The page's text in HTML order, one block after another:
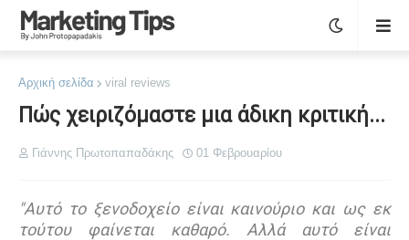
Αρχική σελίδα viral reviews
Πώς χειριζόμαστε μια άδικη κριτική...
Γιάννης Πρωτοπαπαδάκης 01 Φεβρουαρίου
"Αυτό το ξενοδοχείο είναι καινούριο και ως εκ
τούτου φαίνεται καθαρό. Αλλά αυτό είναι